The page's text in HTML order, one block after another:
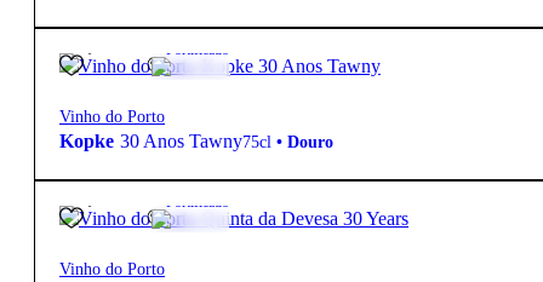
99,50€ Fortificado
Vinho do Porto
Kopke 30 Anos Tawny75cl • Douro
71,50€ Fortificado
Vinho do Porto